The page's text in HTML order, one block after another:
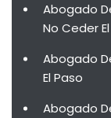
Abogado
No Ceder
Abogado
El Paso
Abogado